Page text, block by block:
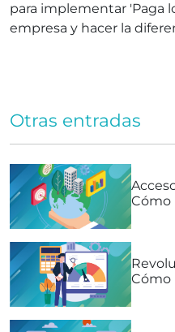
para implementar 'Paga
empresa y hacer la
Otras entradas
Cómo
Cómo